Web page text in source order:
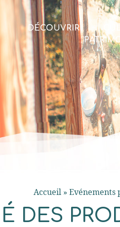
DÉCOUVRIR
Accueil» Evénements
DES